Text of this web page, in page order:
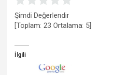
Şimdi Değerlendir
[Toplam: 23 Ortalama: 5
İlgili